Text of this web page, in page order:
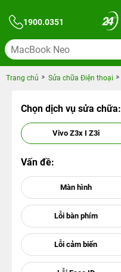
1900.0351
Trang chủ Sửa chữa Điện thoại
Chọn dịch vụ sửa chữa:
Vivo Z3x I Z3i
Vấn đề: